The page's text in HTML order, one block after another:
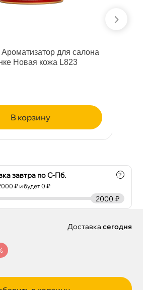
для салона
Новая кожа L823
корзину
завтра по С-Пб.
₽ и будет 0 ₽
?
2000 ₽
Доставка сегодня